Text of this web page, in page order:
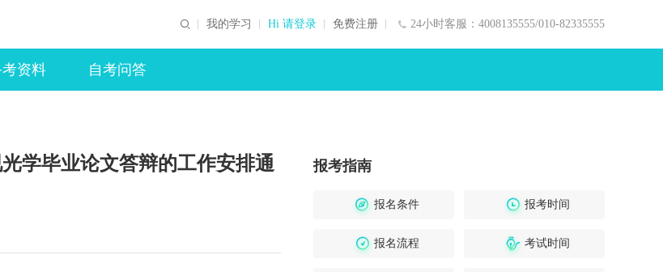
24小时客服：4008135555/010-82335555
我的学习 Hi 请登录 免费注册
资料 自考问答
学毕业论文答辩的工作安排通
报考指南
报名条件 报考时间
报名流程 考试时间